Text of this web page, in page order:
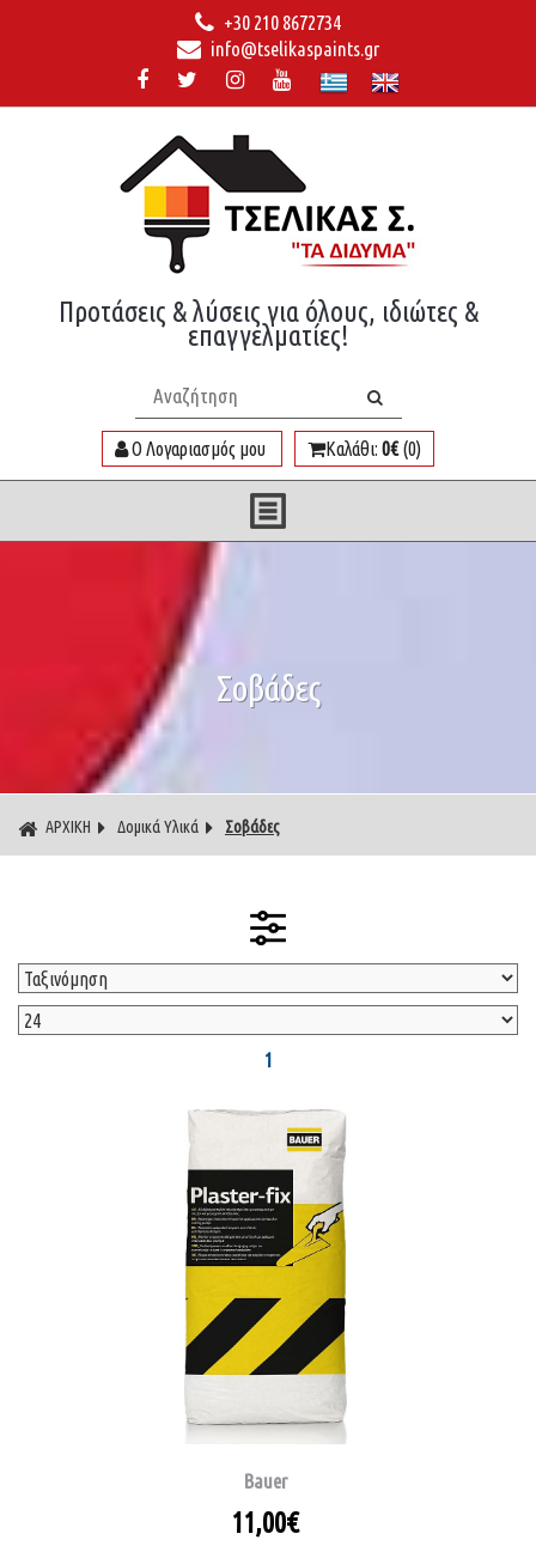
+30 210 8672734
info@tselikaspaints.gr
Προτάσεις & λύσεις για όλους, ιδιώτες &
επαγγελματίες!
Ο Λογαριασμός μου Καλάθι: 0€(0)
Σοβάδες
ΑΡΧΙΚΗ Δομικά Υλικά Σοβάδες
1
Bauer
11,00€